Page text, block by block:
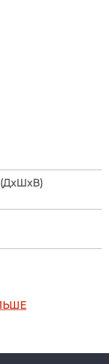
(ДxШxВ)